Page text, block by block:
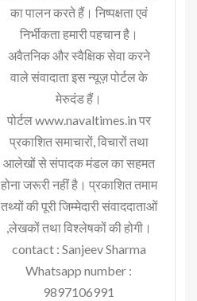
का पालन करते हैं। निष्पक्षता एवं
निर्भीकता हमारी पहचान है।
अवैतनिक और स्वैक्षिक सेवा करने
वाले संवादाता इस न्यूज़ पोर्टल के
मेरुदंड हैं।
पोर्टल www.navaltimes.in पर
प्रकाशित समाचारों, विचारों तथा
आलेखों से संपादक मंडल का सहमत
होना जरूरी नहीं है। प्रकाशित तमाम
तथ्यों की पूरी जिम्मेदारी संवाददाताओं
,लेखकों तथा विश्लेषकों की होगी।
contact : Sanjeev Sharma
Whatsapp number :
9897106991